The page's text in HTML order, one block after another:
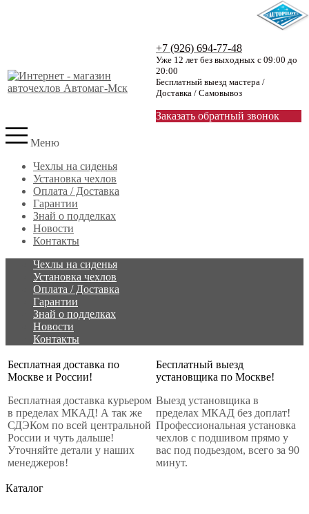
+7 (926) 694-77-48
Уже 12 лет без выходных с 09:00 до
20:00
Бесплатный выезд мастера /
Доставка / Самовывоз
Заказать обратный звонок
Меню
Чехлы на сиденья
Установка чехлов
Оплата / Доставка
Гарантии
Знай о подделках
Новости
Контакты
Чехлы на сиденья
Установка чехлов
Оплата / Доставка
Гарантии
Знай о подделках
Новости
Контакты
Бесплатная доставка по
Москве и России!
Бесплатная доставка курьером
в пределах МКАД! А так же
СДЭКом по всей центральной
России и чуть дальше!
Уточняйте детали у наших
менеджеров!
Бесплатный выезд
установщика по Москве!
Выезд установщика в
пределах МКАД без доплат!
Профессиональная установка
чехлов с подшивом прямо у
вас под подьездом, всего за 90
минут.
Каталог